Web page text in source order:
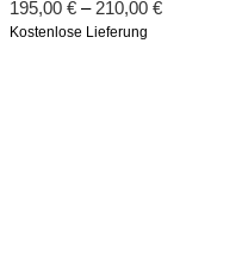
195,00 € –210,00 €
Kostenlose Lieferung